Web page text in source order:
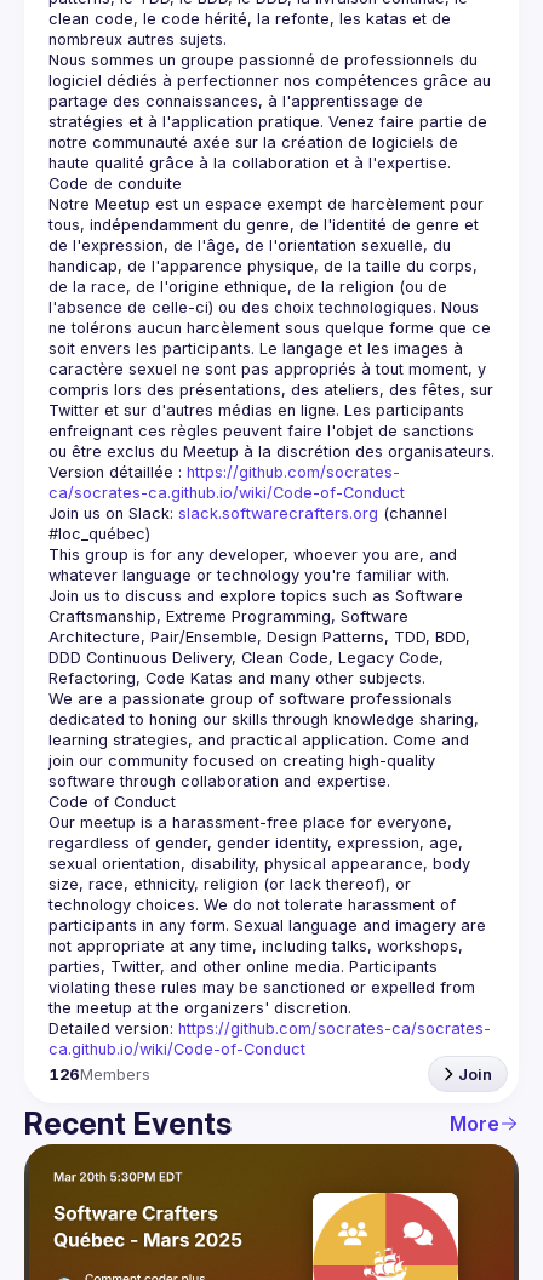
clean code, le code hérité, la refonte, les katas et de
Nous sommes un groupe passionné de professionnels du
logiciel dédiés à perfectionner nos compétences grâce au
partage des connaissances, à l'apprentissage de
stratégies et à l'application pratique. Venez faire partie de
notre communauté axée sur la création de logiciels de
Notre Meetup est un espace exempt de harcèlement pour
tous, indépendamment du genre, de l'identité de genre et
de l'expression, de l'âge, de l'orientation sexuelle, du
handicap, de l'apparence physique, de la taille du corps,
de la race, de l'origine ethnique, de la religion (ou de
l'absence de celle-ci) ou des choix technologiques. Nous
ne tolérons aucun harcèlement sous quelque forme que ce
soit envers les participants. Le langage et les images à
caractère sexuel ne sont pas appropriés à tout moment, y
compris lors des présentations, des ateliers, des fêtes, sur
Twitter et sur d'autres médias en ligne. Les participants
enfreignant ces règles peuvent faire l'objet de sanctions
Version détaillée : https://github.com/socrates-
ca/socrates-ca.github.io/wiki/Code-of-Conduct
Join us on Slack: slack.softwarecrafters.org (channel
#loc_québec)
This group is for any developer, whoever you are, and
Join us to discuss and explore topics such as Software
Craftsmanship, Extreme Programming, Software
Architecture, Pair/Ensemble, Design Patterns, TDD, BDD,
DDD Continuous Delivery, Clean Code, Legacy Code,
We are a passionate group of software professionals
dedicated to honing our skills through knowledge sharing,
learning strategies, and practical application. Come and
join our community focused on creating high-quality
Our meetup is a harassment-free place for everyone,
regardless of gender, gender identity, expression, age,
sexual orientation, disability, physical appearance, body
size, race, ethnicity, religion (or lack thereof), or
technology choices. We do not tolerate harassment of
participants in any form. Sexual language and imagery are
not appropriate at any time, including talks, workshops,
parties, Twitter, and other online media. Participants
violating these rules may be sanctioned or expelled from
Detailed version: https://github.com/socrates-ca/socrates-
ca.github.io/wiki/Code-of-Conduct
126Members Join
Recent Events More